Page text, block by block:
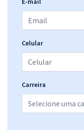
Celular
Carreira